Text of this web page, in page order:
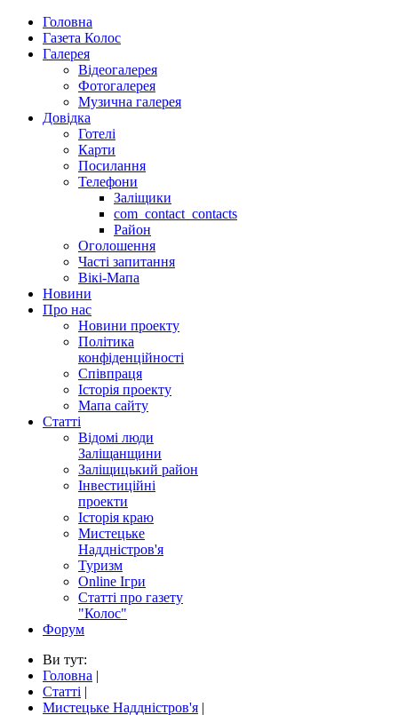
Головна
Газета Колос
Галерея
Відеогалерея
Фотогалерея
Музична галерея
Довідка
Готелі
Карти
Посилання
Телефони
Заліщики
com_contact_contacts
Район
Оголошення
Часті запитання
Вікі-Мапа
Новини
Про нас
Новини проекту
Політика
конфіденційності
Співпраця
Історія проекту
Мапа сайту
Статті
Відомі люди
Заліщанщини
Заліщицький район
Інвестиційні
проекти
Історія краю
Мистецьке
Наддністров'я
Туризм
Online Ігри
Статті про газету
"Колос"
Форум
Ви тут:
Головна |
Статті |
Мистецьке Наддністров'я |